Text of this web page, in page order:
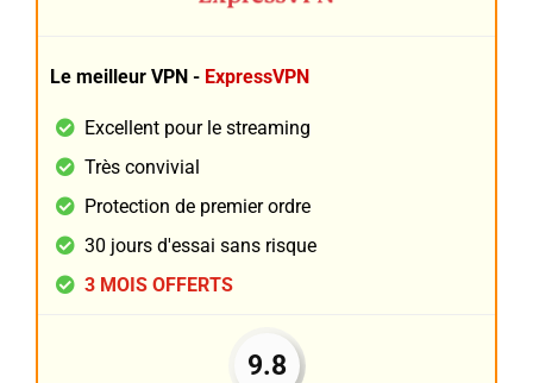
Le meilleur VPN - ExpressVPN
Excellent pour le streaming
Très convivial
Protection de premier ordre
30 jours d'essai sans risque
3 MOIS OFFERTS
9.8